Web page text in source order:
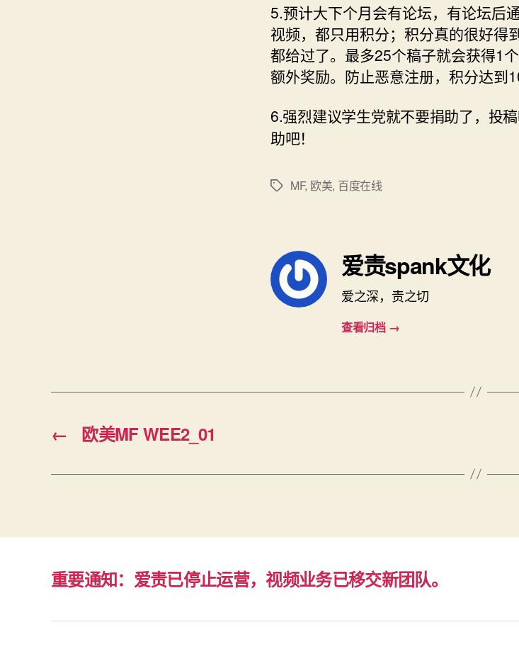
5.预计大下个月会有论坛，有论坛后
视频，都只用积分；积分真的很好得
都给过了。最多25个稿子就会获得1
额外奖励。防止恶意注册，积分达到
6.强烈建议学生党就不要捐助了，投
助吧！
标
MF, 欧美, 百度在线
爱责spank文化
爱之深，责之切
查看归档 →
← 欧美MF WEE2_01
重要通知：爱责已停止运营，视频业务已移交新团队。